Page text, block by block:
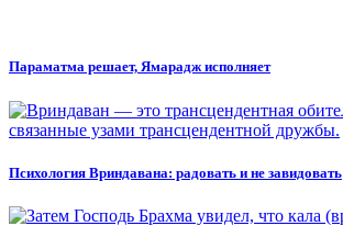
Параматма решает, Ямарадж исполняет
Психология Вриндавана: радовать и не завидовать